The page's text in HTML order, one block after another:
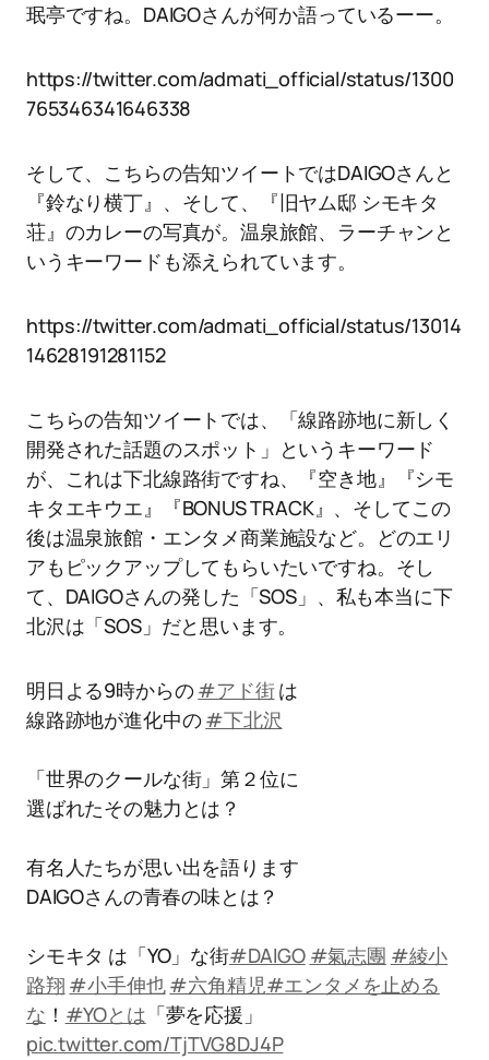
珉亭ですね。DAIGOさんが何か語っているーー。
https://twitter.com/admati_official/status/1300
765346341646338
そして、こちらの告知ツイートではDAIGOさんと
『鈴なり横丁』、そして、『旧ヤム邸 シモキタ
荘』のカレーの写真が。温泉旅館、ラーチャンと
いうキーワードも添えられています。
https://twitter.com/admati_official/status/13014
14628191281152
こちらの告知ツイートでは、「線路跡地に新しく
開発された話題のスポット」というキーワード
が、これは下北線路街ですね、『空き地』『シモ
キタエキウエ』『BONUS TRACK』、そしてこの
後は温泉旅館・エンタメ商業施設など。どのエリ
アもピックアップしてもらいたいですね。そし
て、DAIGOさんの発した「SOS」、私も本当に下
北沢は「SOS」だと思います。
明日よる9時からの#アド街は
線路跡地が進化中の#下北沢
「世界のクールな街」第２位に
選ばれたその魅力とは？
有名人たちが思い出を語ります
DAIGOさんの青春の味とは？
シモキタ は「YO」な街#DAIGO #氣志團 #綾小
路翔 #小手伸也#六角精児#エンタメを止める
な ！ #YOとは 「夢を応援」
pic.twitter.com/TjTVG8DJ4P